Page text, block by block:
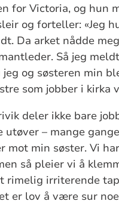
for Victoria, og hun
og forteller: «Jeg
Da arket nådde
Så jeg
jeg og søsteren min
som jobber i kirka
deler ikke bare
utøver – mange
mot min søster. Vi
så pleier vi å
rimelig irriterende
er lov å være sur